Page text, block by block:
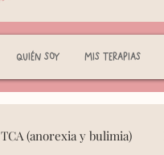
Quién soy Mis terapias
TCA (anorexia y bulimia)